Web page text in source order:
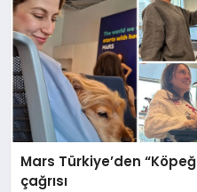
Mars Türkiye’den
çağrısı